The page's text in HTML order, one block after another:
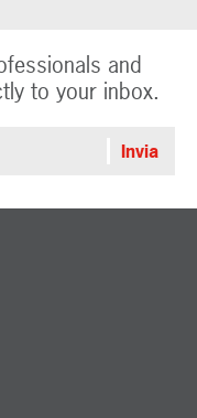
and
to your inbox.